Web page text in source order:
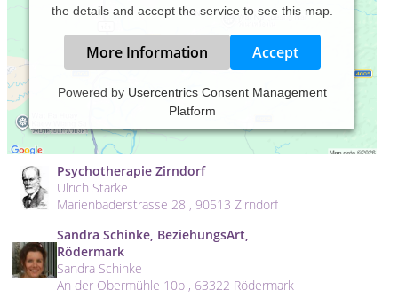
the details and accept the service to see this map.
More Information Accept
Powered by Usercentrics Consent Management
Platform
Psychotherapie
Heilpraktikerin für Psychotherapie &
Raiffeisenstraße 27 , 26122 Oldenburg
Psychotherapie Zirndorf
Ulrich Starke
Marienbaderstrasse 28 , 90513 Zirndorf
Sandra Schinke, BeziehungsArt,
Rödermark
Sandra Schinke
An der Obermühle 10b , 63322 Rödermark